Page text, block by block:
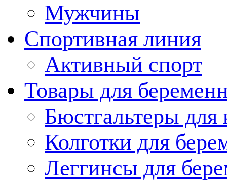
Мужчины
Спортивная линия
Активный спорт
Товары для
Бюстгальтеры
Колготки для
Леггинсы для